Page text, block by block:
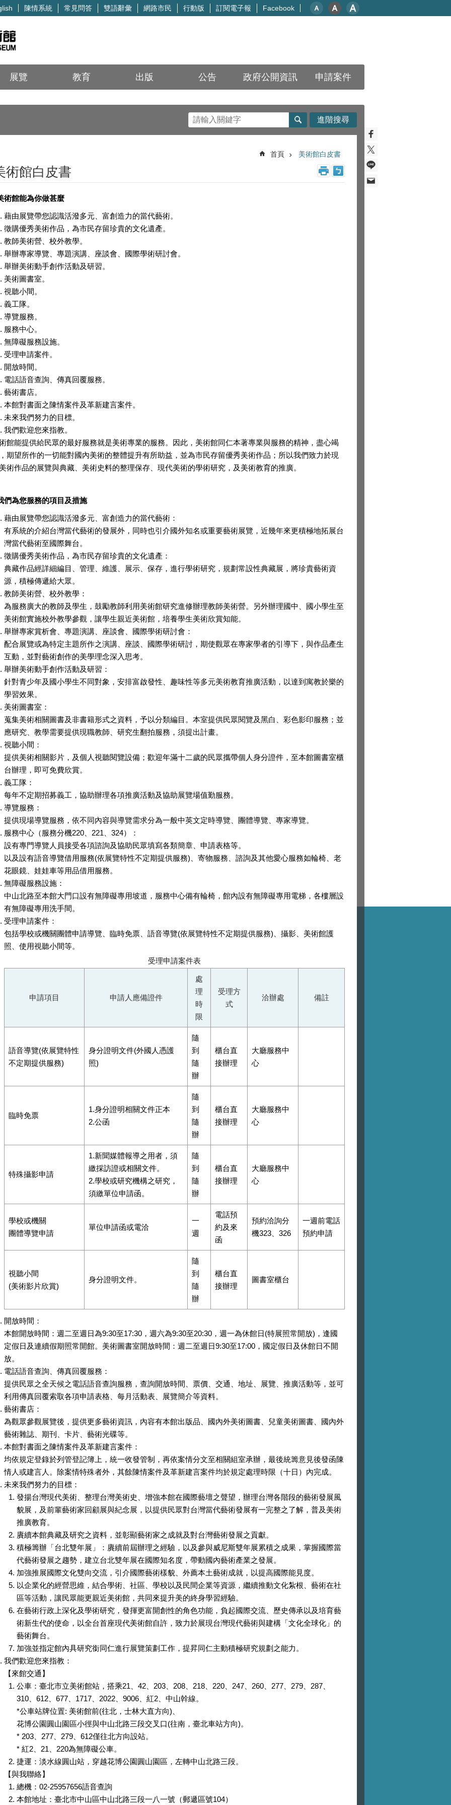
陳情系統 常見問答 雙語辭彙 網路市民 行動版 訂閱電子報 Facebook
展覽 教育 出版 公告 政府公開資訊 申請案件
進階搜尋
首頁 美術館白皮書
術館白皮書
術館能為你做甚麼
藉由展覽帶您認識活潑多元、富創造力的當代藝術。
徵購優秀美術作品，為市民存留珍貴的文化遺產。
教師美術營、校外教學。
舉辦專家導覽、專題演講、座談會、國際學術研討會。
舉辦美術動手創作活動及研習。
美術圖書室。
視聽小間。
義工隊。
導覽服務。
服務中心。
無障礙服務設施。
受理申請案件。
開放時間。
電話語音查詢、傳真回覆服務。
藝術書店。
本館對書面之陳情案件及革新建言案件。
未來我們努力的目標。
我們歡迎您來指教。
館能提供給民眾的最好服務就是美術專業的服務。因此，美術館同仁本著專業與服務的精神，盡心竭
期望所作的一切能對國內美術的整體提升有所助益，並為市民存留優秀美術作品；所以我們致力於現
術作品的展覽與典藏、美術史料的整理保存、現代美術的學術研究，及美術教育的推廣。
們為您服務的項目及措施
藉由展覽帶您認識活潑多元、富創造力的當代藝術：
有系統的介紹台灣當代藝術的發展外，同時也引介國外知名或重要藝術展覽，近幾年來更積極地拓展台
灣當代藝術至國際舞台。
徵購優秀美術作品，為市民存留珍貴的文化遺產：
典藏作品經詳細編目、管理、維護、展示、保存，進行學術研究，規劃常設性典藏展，將珍貴藝術資
源，積極傳遞給大眾。
教師美術營、校外教學：
為服務廣大的教師及學生，鼓勵教師利用美術館研究進修辦理教師美術營。另外辦理國中、國小學生至
美術館實施校外教學參觀，讓學生親近美術館，培養學生美術欣賞知能。
舉辦專家賞析會、專題演講、座談會、國際學術研討會：
配合展覽或為特定主題所作之演講、座談、國際學術研討，期使觀眾在專家學者的引導下，與作品產生
互動，並對藝術創作的美學理念深入思考。
舉辦美術動手創作活動及研習：
針對青少年及國小學生不同對象，安排富啟發性、趣味性等多元美術教育推廣活動，以達到寓教於樂的
學習效果。
美術圖書室：
蒐集美術相關圖書及非書籍形式之資料，予以分類編目。本室提供民眾閱覽及黑白、彩色影印服務；並
應研究、教學需要提供現職教師、研究生翻拍服務，須提出計畫。
視聽小間：
提供美術相關影片，及個人視聽閱覽設備；歡迎年滿十二歲的民眾攜帶個人身分證件，至本館圖書室櫃
台辦理，即可免費欣賞。
義工隊：
每年不定期招募義工，協助辦理各項推廣活動及協助展覽場值勤服務。
導覽服務：
提供現場導覽服務，依不同內容與導覽需求分為一般中英文定時導覽、團體導覽、專家導覽。
服務中心（服務分機220、221、324）：
設有專門導覽人員接受各項諮詢及協助民眾填寫各類簡章、申請表格等。
以及設有語音導覽借用服務(依展覽特性不定期提供服務)、寄物服務、諮詢及其他愛心服務如輪椅、老
花眼鏡、娃娃車等用品借用服務。
無障礙服務設施：
中山北路至本館大門口設有無障礙專用坡道，服務中心備有輪椅，館內設有無障礙專用電梯，各樓層設
有無障礙專用洗手間。
受理申請案件：
包括學校或機關團體申請導覽、臨時免票、語音導覽(依展覽特性不定期提供服務)、攝影、美術館護
照、使用視聽小間等。
受理申請案件表
申請項目 申請人應備證件
處
理
時
限
受理方
式
洽辦處 備註
語音導覽(依展覽特性
不定期提供服務)
身分證明文件(外國人憑護
照)
隨
到
隨
辦
櫃台直
接辦理
大廳服務中
心
臨時免票
1.身分證明相關文件正本
2.公函
隨
到
隨
辦
櫃台直
接辦理
大廳服務中
心
特殊攝影申請
1.新聞媒體報導之用者，須
繳採訪證或相關文件。
2.學校或研究機構之研究，
須繳單位申請函。
隨
到
隨
辦
櫃台直
接辦理
大廳服務中
心
學校或機關
團體導覽申請
單位申請函或電洽
一
週
電話預
約及來
函
預約洽詢分
機323、326
一週前電話
預約申請
視聽小間
(美術影片欣賞)
身分證明文件。
隨
到
隨
辦
櫃台直
接辦理
圖書室櫃台
開放時間：
本館開放時間：週二至週日為9:30至17:30，週六為9:30至20:30，週一為休館日(特展照常開放)，逢國
定假日及連續假期照常開館。美術圖書室開放時間：週二至週日9:30至17:00，國定假日及休館日不開
放。
電話語音查詢、傳真回覆服務：
提供民眾之全天候之電話語音查詢服務，查詢開放時間、票價、交通、地址、展覽、推廣活動等，並可
利用傳真回覆索取各項申請表格、每月活動表、展覽簡介等資料。
藝術書店：
為觀眾參觀展覽後，提供更多藝術資訊，內容有本館出版品、國內外美術圖書、兒童美術圖書、國內外
藝術雜誌、期刊、卡片、藝術光碟等。
本館對書面之陳情案件及革新建言案件：
均依規定登錄於列管登記簿上，統一收發管制，再依案情分文至相關組室承辦，最後統籌意見後發函陳
情人或建言人。除案情特殊者外，其餘陳情案件及革新建言案件均於規定處理時限（十日）內完成。
未來我們努力的目標：
發揚台灣現代美術、整理台灣美術史、增強本館在國際藝壇之聲望，辦理台灣各階段的藝術發展風
貌展，及前輩藝術家回顧展與紀念展，以提供民眾對台灣當代藝術發展有一完整之了解，普及美術
推廣教育。
賡續本館典藏及研究之資料，並彰顯藝術家之成就及對台灣藝術發展之貢獻。
積極籌辦「台北雙年展」：賡續前屆辦理之經驗，以及參與威尼斯雙年展累積之成果，掌握國際當
代藝術發展之趨勢，建立台北雙年展在國際知名度，帶動國內藝術產業之發展。
加強推展國際文化雙向交流，引介國際藝術樣貌、外薦本土藝術成就，以提高國際能見度。
以企業化的經營思維，結合學術、社區、學校以及民間企業等資源，繼續推動文化紮根、藝術在社
區等活動，讓民眾能更親近美術館，共同來提升美的終身學習經驗。
在藝術行政上深化及學術研究，發揮更富開創性的角色功能，負起國際交流、歷史傳承以及培育藝
術新生代的使命，以全台首座現代美術館自許，致力於展現台灣現代藝術與建構「文化全球化」的
藝術舞台。
加強並指定館內具研究銜同仁進行展覽策劃工作，提昇同仁主動積極研究規劃之能力。
我們歡迎您來指教：
【來館交通】
公車：臺北市立美術館站，搭乘21、42、203、208、218、220、247、260、277、279、287、
310、612、677、1717、2022、9006、紅2、中山幹線。
*公車站牌位置: 美術館前(往北，士林大直方向)、
花博公園圓山園區小徑與中山北路三段交叉口(往南，臺北車站方向)。
* 203、277、279、612僅往北方向設站。
* 紅2、21、220為無障礙公車。
捷運：淡水線圓山站，穿越花博公園圓山園區，左轉中山北路三段。
【與我聯絡】
總機：02-25957656語音查詢
本館地址：臺北市中山區中山北路三段一八一號（郵遞區號104）